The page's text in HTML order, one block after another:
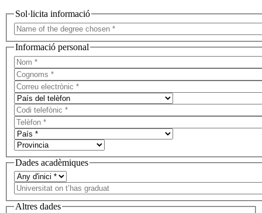
Sol·licita informació
Informació personal
Dades acadèmiques
Altres dades